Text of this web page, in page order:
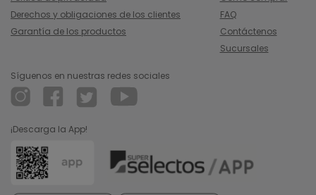
Derechos y obligaciones de los clientes
Garantía de los productos
FAQ
Contáctenos
Sucursales
Síguenos en nuestras redes sociales
¡Descarga la App!